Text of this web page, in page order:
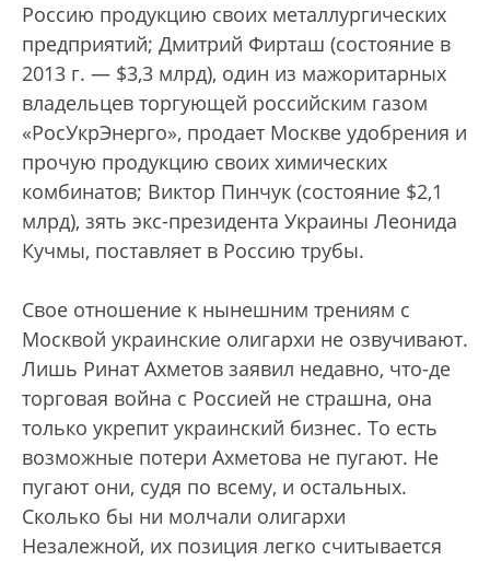
Россию продукцию своих металлургических
предприятий; Дмитрий Фирташ (состояние в
2013 г. — $3,3 млрд), один из мажоритарных
владельцев торгующей российским газом
«РосУкрЭнерго», продает Москве удобрения и
прочую продукцию своих химических
комбинатов; Виктор Пинчук (состояние $2,1
млрд), зять экс-президента Украины Леонида
Кучмы, поставляет в Россию трубы.
Свое отношение к нынешним трениям с
Москвой украинские олигархи не озвучивают.
Лишь Ринат Ахметов заявил недавно, что-де
торговая война с Россией не страшна, она
только укрепит украинский бизнес. То есть
возможные потери Ахметова не пугают. Не
пугают они, судя по всему, и остальных.
Сколько бы ни молчали олигархи
Незалежной, их позиция легко считывается